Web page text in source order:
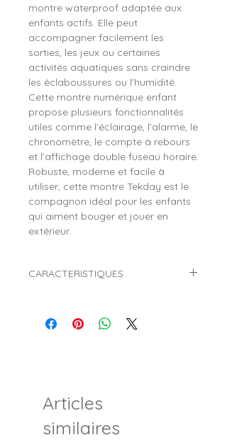
montre waterproof adaptée aux
enfants actifs. Elle peut
accompagner facilement les
sorties, les jeux ou certaines
activités aquatiques sans craindre
les éclaboussures ou l’humidité.
Cette montre numérique enfant
propose plusieurs fonctionnalités
utiles comme l’éclairage, l’alarme, le
chronomètre, le compte à rebours
et l’affichage double fuseau horaire.
Robuste, moderne et facile à
utiliser, cette montre Tekday est le
compagnon idéal pour les enfants
qui aiment bouger et jouer en
extérieur.
CARACTERISTIQUES
654972
Genre :
Garçon
Matière du boitier :
Plastique
Matière du bracelet :
Articles
similaires